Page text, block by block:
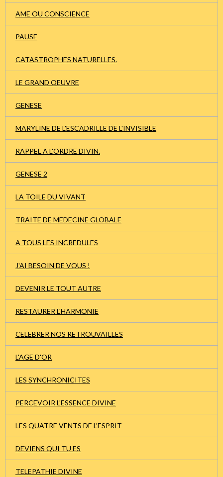
AME OU CONSCIENCE
PAUSE
CATASTROPHES NATURELLES.
LE GRAND OEUVRE
GENESE
MARYLINE DE L'ESCADRILLE DE L'INVISIBLE
RAPPEL A L'ORDRE DIVIN.
GENESE 2
LA TOILE DU VIVANT
TRAITE DE MEDECINE GLOBALE
A TOUS LES INCREDULES
J'AI BESOIN DE VOUS !
DEVENIR LE TOUT AUTRE
RESTAURER L'HARMONIE
CELEBRER NOS RETROUVAILLES
L'AGE D'OR
LES SYNCHRONICITES
PERCEVOIR L'ESSENCE DIVINE
LES QUATRE VENTS DE L'ESPRIT
DEVIENS QUI TU ES
TELEPATHIE DIVINE